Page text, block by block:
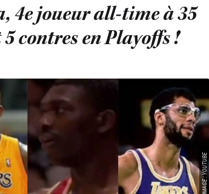
4e joueur all-time à 35
contres en Playoffs !